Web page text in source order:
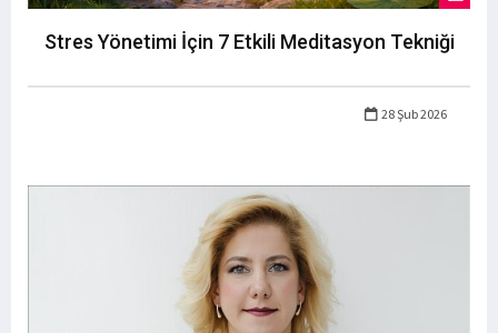
Stres Yönetimi İçin 7 Etkili Meditasyon Tekniği
28 Şub 2026